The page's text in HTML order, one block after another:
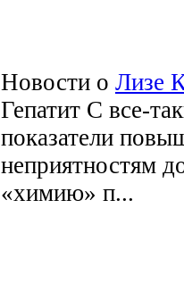
Новости о Лизе
Гепатит С все-
показатели
неприятностям
«химию» п...